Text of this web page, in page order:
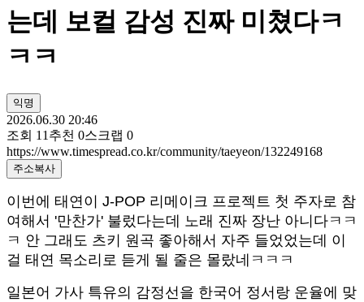
는데 보컬 감성 진짜 미쳤다ㅋ
ㅋㅋ
익명
2026.06.30 20:46
조회 11 추천 0스크랩 0
https://www.timespread.co.kr/community/taeyeon/132249168
주소복사
이번에 태연이 J-POP 리메이크 프로젝트 첫 주자로 참
여해서 '만찬가' 불렀다는데 노래 진짜 장난 아니다ㅋㅋ
ㅋ 안 그래도 츠키 원곡 좋아해서 자주 들었었는데 이
걸 태연 목소리로 듣게 될 줄은 몰랐네ㅋㅋㅋ
일본어 가사 특유의 감정선을 한국어 정서랑 운율에 맞